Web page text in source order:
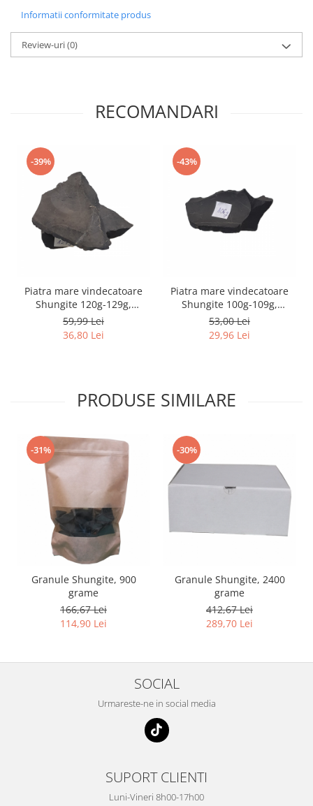
Informatii conformitate produs
Review-uri(0)
RECOMANDARI
-39%
Piatra mare vindecatoare
Shungite 120g-129g,
ecranare impotriva
radiatiilor si protectie
electromagnetica
59,99 Lei
36,80 Lei
-43%
Piatra mare vindecatoare
Shungite 100g-109g,
ecranare impotriva
radiatiilor si protectie
electromagnetica
53,00 Lei
29,96 Lei
PRODUSE SIMILARE
-31%
Granule Shungite, 900
grame
166,67 Lei
114,90 Lei
-30%
Granule Shungite, 2400
grame
412,67 Lei
289,70 Lei
SOCIAL
Urmareste-ne in social media
SUPORT CLIENTI
Luni-Vineri 8h00-17h00